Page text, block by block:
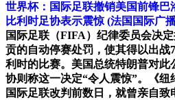
世界杯：国际足联撤销美国前锋巴
比利时足协表示震惊 (法国国际广
国际足联（FIFA）纪律委员会决
贡的自动停赛处罚，使其得以出战
利时的比赛。美国总统特朗普对此
协则称这一决定“令人震惊”。《
国际足联改判前数日，就曾亲自致